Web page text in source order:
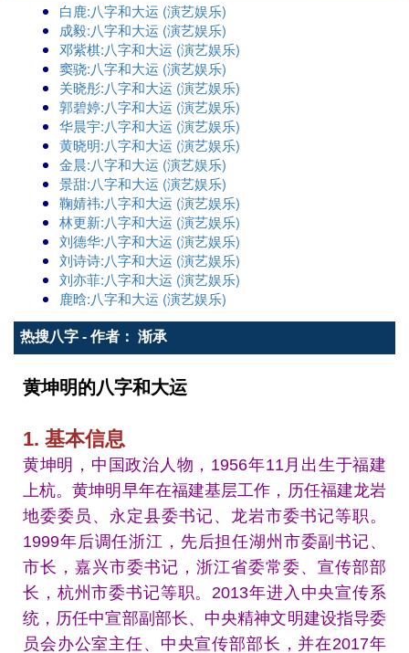
白鹿:八字和大运 (演艺娱乐)
成毅:八字和大运 (演艺娱乐)
邓紫棋:八字和大运 (演艺娱乐)
窦骁:八字和大运 (演艺娱乐)
关晓彤:八字和大运 (演艺娱乐)
郭碧婷:八字和大运 (演艺娱乐)
华晨宇:八字和大运 (演艺娱乐)
黄晓明:八字和大运 (演艺娱乐)
金晨:八字和大运 (演艺娱乐)
景甜:八字和大运 (演艺娱乐)
鞠婧祎:八字和大运 (演艺娱乐)
林更新:八字和大运 (演艺娱乐)
刘德华:八字和大运 (演艺娱乐)
刘诗诗:八字和大运 (演艺娱乐)
刘亦菲:八字和大运 (演艺娱乐)
鹿晗:八字和大运 (演艺娱乐)
热搜八字 - 作者： 渐承
黄坤明的八字和大运
1. 基本信息
黄坤明，中国政治人物，1956年11月出生于福建
上杭。黄坤明早年在福建基层工作，历任福建龙岩
地委委员、永定县委书记、龙岩市委书记等职。
1999年后调任浙江，先后担任湖州市委副书记、
市长，嘉兴市委书记，浙江省委常委、宣传部部
长，杭州市委书记等职。2013年进入中央宣传系
统，历任中宣部副部长、中央精神文明建设指导委
员会办公室主任、中央宣传部部长，并在2017年